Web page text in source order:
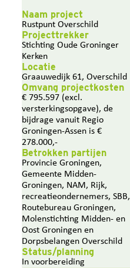
Naam project
Rustpunt Overschild
Projecttrekker
Stichting Oude Groninger
Kerken
Locatie
Graauwedijk 61, Overschild
Omvang projectkosten
€ 795.597 (excl.
versterkingsopgave), de
bijdrage vanuit Regio
Groningen-Assen is €
278.000,-
Betrokken partijen
Provincie Groningen,
Gemeente Midden-
Groningen, NAM, Rijk,
recreatieondernemers, SBB,
Routebureau Groningen,
Molenstichting Midden- en
Oost Groningen en
Dorpsbelangen Overschild
Status/planning
In voorbereiding